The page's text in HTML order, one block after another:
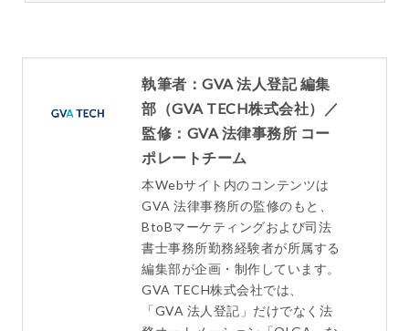
執筆者：GVA 法人登記 編集
部（GVA TECH株式会社）／
監修：GVA 法律事務所 コー
ポレートチーム
本Webサイト内のコンテンツは
GVA 法律事務所の監修のもと、
BtoBマーケティングおよび司法
書士事務所勤務経験者が所属する
編集部が企画・制作しています。
GVA TECH株式会社では、
「GVA 法人登記」だけでなく法